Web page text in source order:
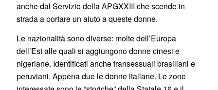
anche dal Servizio della APGXXIII che scende in
strada a portare un aiuto a queste donne.
Le nazionalità sono diverse: molte dell’Europa
dell’Est alle quali si aggiungono donne cinesi e
nigeriane. Identificati anche transessuali brasiliani e
peruviani. Appena due le donne italiane. Le zone